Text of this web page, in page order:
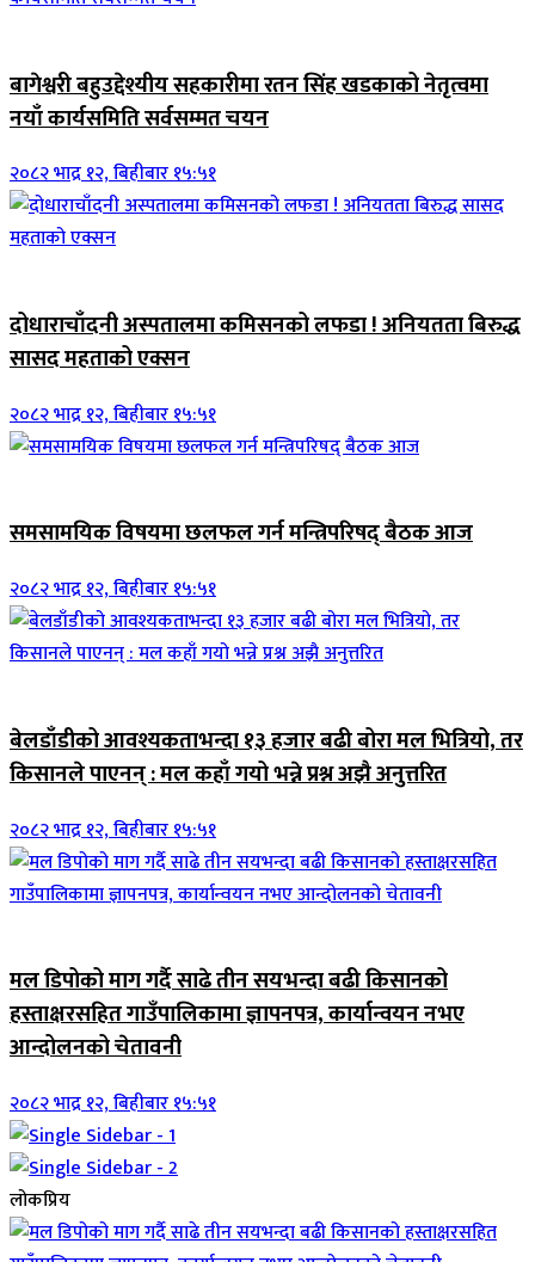
बागेश्वरी बहुउद्देश्यीय सहकारीमा रतन सिंह खडकाको नेतृत्वमा
नयाँ कार्यसमिति सर्वसम्मत चयन
२०८२ भाद्र १२, बिहीबार १५:५१
दोधाराचाँदनी अस्पतालमा कमिसनको लफडा ! अनियतता बिरुद्ध
सासद महताको एक्सन
२०८२ भाद्र १२, बिहीबार १५:५१
समसामयिक विषयमा छलफल गर्न मन्त्रिपरिषद् बैठक आज
२०८२ भाद्र १२, बिहीबार १५:५१
बेलडाँडीको आवश्यकताभन्दा १३ हजार बढी बोरा मल भित्रियो, तर
किसानले पाएनन् : मल कहाँ गयो भन्ने प्रश्न अझै अनुत्तरित
२०८२ भाद्र १२, बिहीबार १५:५१
मल डिपोको माग गर्दै साढे तीन सयभन्दा बढी किसानको
हस्ताक्षरसहित गाउँपालिकामा ज्ञापनपत्र, कार्यान्वयन नभए
आन्दोलनको चेतावनी
२०८२ भाद्र १२, बिहीबार १५:५१
लोकप्रिय